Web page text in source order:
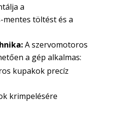
a
töltést és a
A szervomotoros
a gép alkalmas:
kupakok precíz
krimpelésére